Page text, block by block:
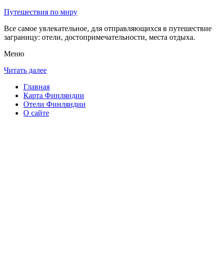
Путешествия по миру
Все самое увлекательное, для отправляющихся в путешествие
заграницу: отели, достопримечательности, места отдыха.
Меню
Читать далее
Главная
Карта Финляндии
Отели Финляндии
О сайте